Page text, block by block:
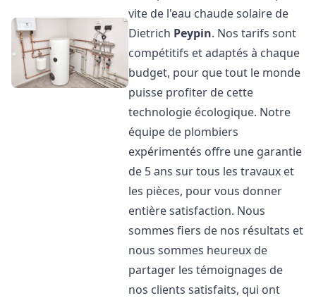
vite de l'eau chaude solaire de
Dietrich Peypin. Nos tarifs sont
compétitifs et adaptés à chaque
budget, pour que tout le monde
puisse profiter de cette
technologie écologique. Notre
équipe de plombiers
expérimentés offre une garantie
de 5 ans sur tous les travaux et
les pièces, pour vous donner
entière satisfaction. Nous
sommes fiers de nos résultats et
nous sommes heureux de
partager les témoignages de
nos clients satisfaits, qui ont